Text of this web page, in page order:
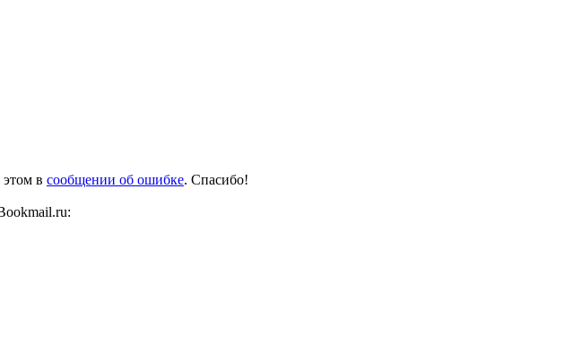
в сообщении об ошибке. Спасибо!